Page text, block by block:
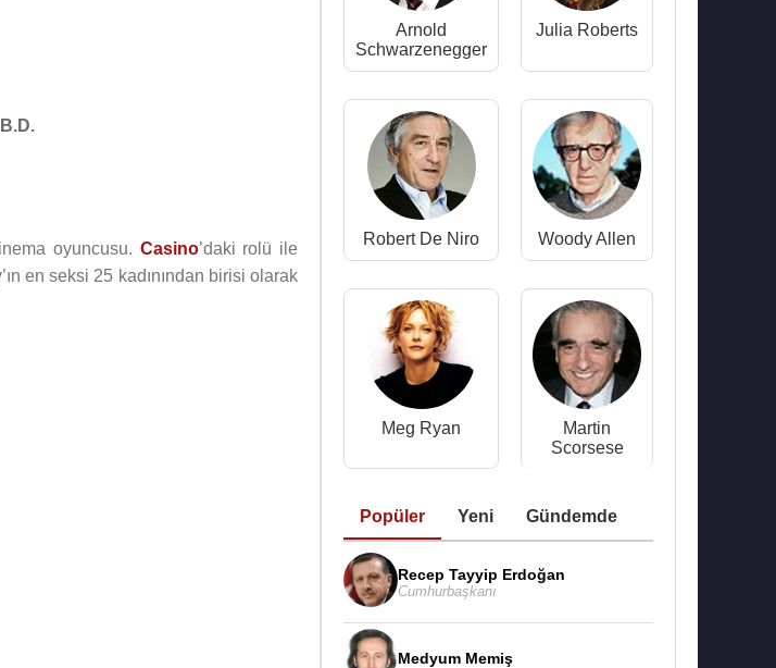
oyuncusu. Casino’daki rolü ile
en seksi 25 kadınından birisi olarak
Arnold
Schwarzenegger
Julia Roberts
Robert De Niro Woody Allen
Meg Ryan
Martin
Scorsese
Popüler Yeni Gündemde
Recep Tayyip Erdoğan
Cumhurbaşkanı
Medyum Memiş